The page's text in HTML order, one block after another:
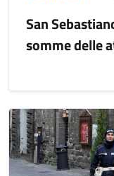
San
somme delle